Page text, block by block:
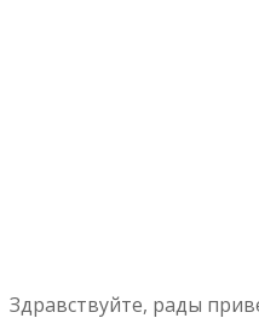
Здравствуйте, рады